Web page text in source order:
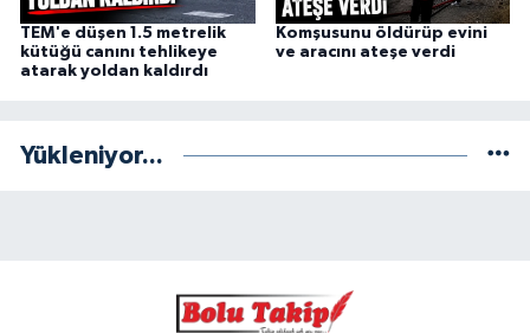
TEM'e düşen 1.5 metrelik
kütüğü canını tehlikeye
atarak yoldan kaldırdı
Komşusunu öldürüp evini
ve aracını ateşe verdi
Yükleniyor...